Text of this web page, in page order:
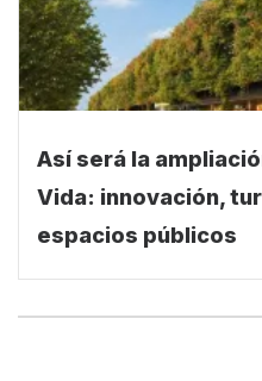
Así será la
Vida: innovación,
espacios públicos